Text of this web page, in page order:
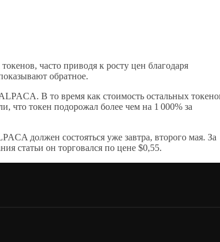
часто приводя к росту цен благодаря
обратное.
В то время как стоимость остальных
что токен подорожал более чем на 1 000% за
должен состояться уже завтра, второго мая. За
статьи он торговался по цене $0,55.